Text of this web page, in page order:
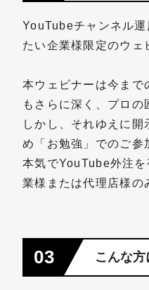
YouTubeチャンネル
たい企業様限定のウェ
本ウェビナーは今まで
もさらに深く、プロの
しかし、それゆえに開
め「お勉強」でのご参
本気でYouTube外注
業様または代理店様の
03 こんな